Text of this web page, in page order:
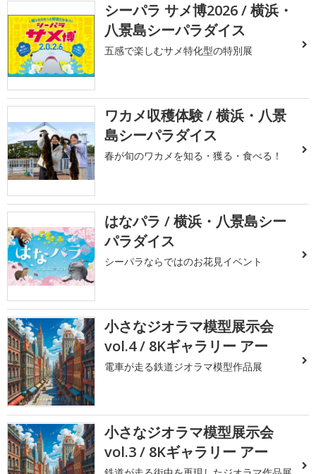
シーパラ サメ博2026 / 横浜・
八景島シーパラダイス
五感で楽しむサメ特化型の特別展
ワカメ収穫体験 / 横浜・八景
島シーパラダイス
春が旬のワカメを知る・獲る・食べる！
はなパラ / 横浜・八景島シー
パラダイス
シーパラならではのお花見イベント
小さなジオラマ模型展示会
vol.4 / 8Kギャラリー アー
電車が走る鉄道ジオラマ模型作品展
小さなジオラマ模型展示会
vol.3 / 8Kギャラリー アー